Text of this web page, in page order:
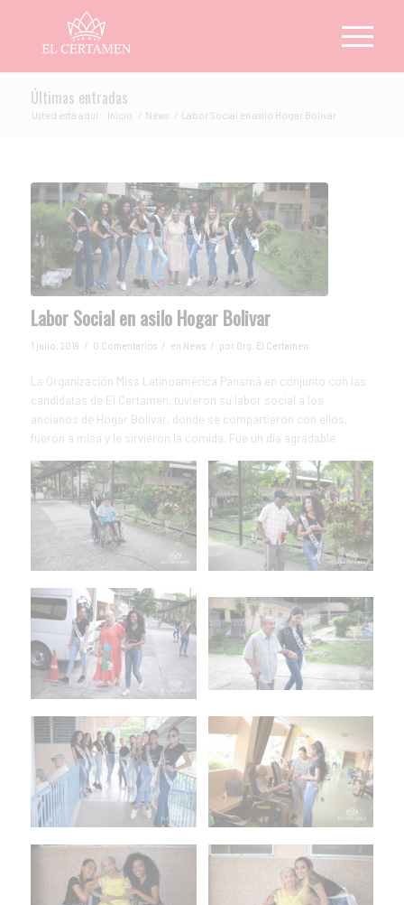
Últimas entradas
Usted está aquí: Inicio / News / Labor Social en asilo Hogar Bolivar
Labor Social en asilo Hogar Bolivar
1 julio, 2019 / 0 Comentarios / en News / por Org. El Certamen
La Organización Miss Latinoamérica Panamá en conjunto con las
candidatas de El Certamen, tuvieron su labor social a los
ancianos de Hogar Bolivar, donde se compartieron con ellos,
fueron a misa y le sirvieron la comida. Fue un día agradable.